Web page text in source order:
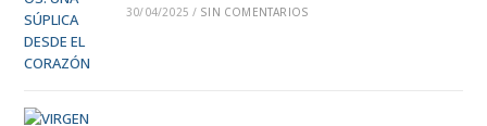
30/04/2025 / SIN COMENTARIOS